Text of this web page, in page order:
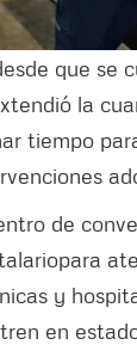
que se
la
tiempo
de
para
y
en